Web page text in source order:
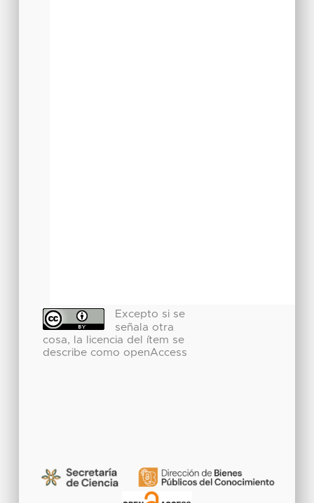
Excepto si se
señala otra
cosa, la licencia del ítem se
describe como openAccess